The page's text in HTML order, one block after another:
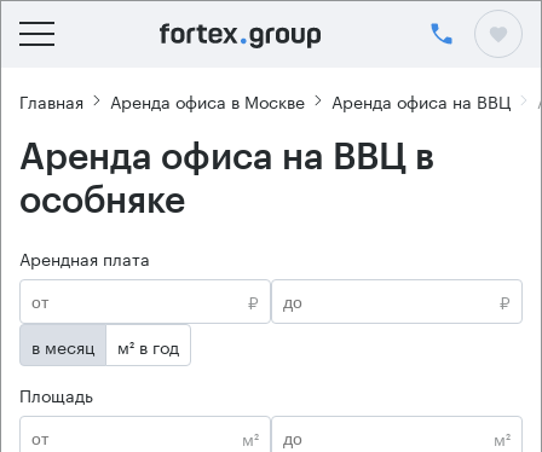
Главная Аренда офиса в Москве Аренда офиса на ВВЦ
Аренда офиса на ВВЦ в
особняке
Арендная плата
₽
₽
в месяц
м² в год
Площадь
м²
м²